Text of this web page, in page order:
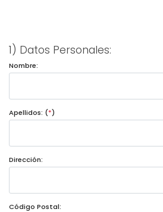
1) Datos Personales:
Nombre:
Apellidos: (*)
Dirección:
Código Postal: